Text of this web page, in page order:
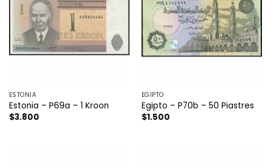
ESTONIA
Estonia – P69a – 1 Kroon
$3.800
EGIPTO
Egipto – P70b – 50 Piastres
$1.500